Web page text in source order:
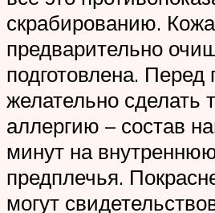
скрабированию.
предварительно
подготовлена.
желательно сделать
аллергию – состав
минут на
предплечья.
могут